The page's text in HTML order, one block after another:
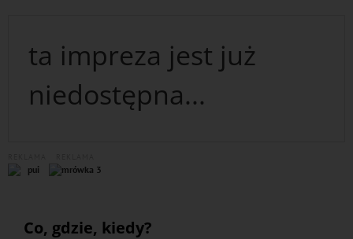
ta impreza jest już
niedostępna...
Co, gdzie, kiedy?